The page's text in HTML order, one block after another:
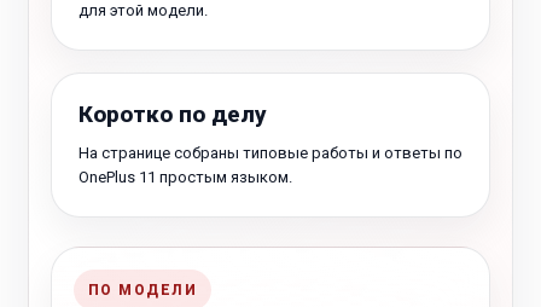
для этой модели.
Коротко по делу
На странице собраны типовые работы и ответы по
OnePlus 11 простым языком.
ПО МОДЕЛИ